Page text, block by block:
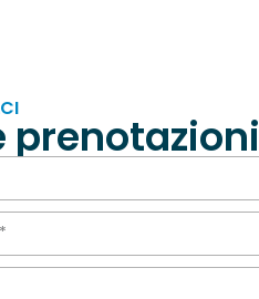
prenotazioni